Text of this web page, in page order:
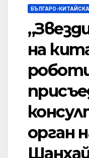
БЪЛГАРО-
на
орган